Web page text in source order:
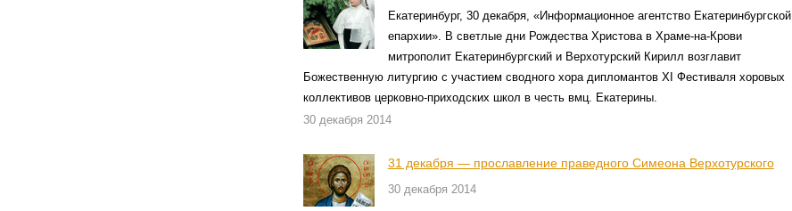
Екатеринбург, 30 декабря, «Информационное агентство Екатеринбургской
епархии». В светлые дни Рождества Христова в Храме-на-Крови
митрополит Екатеринбургский и Верхотурский Кирилл возглавит
Божественную литургию с участием сводного хора дипломантов ХI Фестиваля хоровых
коллективов церковно-приходских школ в честь вмц. Екатерины.
30 декабря 2014
31 декабря — прославление праведного Симеона Верхотурского
30 декабря 2014